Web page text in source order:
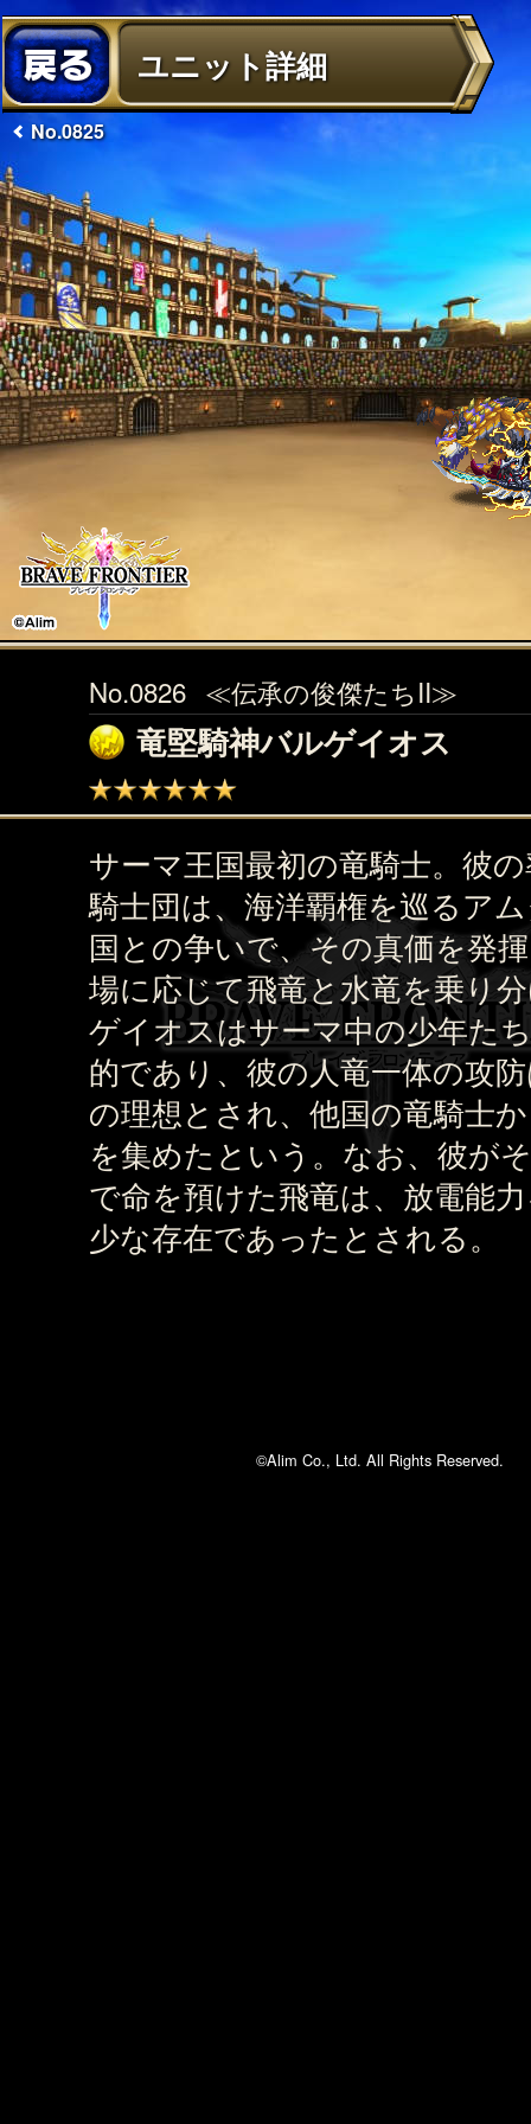
ユニット詳細
No.0825
No.0826 ≪伝承の俊傑たちII≫
竜堅騎神バルゲイオス
サーマ王国最初の竜騎士。彼
騎士団は、海洋覇権を巡るア
国との争いで、その真価を発
場に応じて飛竜と水竜を乗り
ゲイオスはサーマ中の少年た
的であり、彼の人竜一体の攻
の理想とされ、他国の竜騎士
を集めたという。なお、彼が
で命を預けた飛竜は、放電能
少な存在であったとされる。
©Alim Co., Ltd. All Rights Reserved.